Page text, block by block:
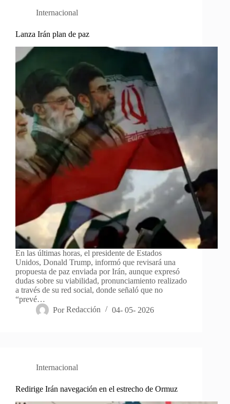
Internacional
Lanza Irán plan de paz
En las últimas horas, el presidente de Estados
Unidos, Donald Trump, informó que revisará una
propuesta de paz enviada por Irán, aunque expresó
dudas sobre su viabilidad, pronunciamiento realizado
a través de su red social, donde señaló que no
“prevé…
Por Redacción 04- 05- 2026
Internacional
Redirige Irán navegación en el estrecho de Ormuz